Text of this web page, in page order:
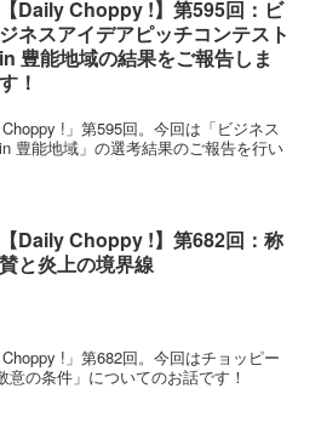
【Daily Choppy !】第595回：ビ
ジネスアイデアピッチコンテスト
in 豊能地域の結果をご報告しま
す！
!」第595回。今回は「ビジネス
豊能地域」の選考結果のご報告を行い
【Daily Choppy !】第682回：称
賛と炎上の境界線
!」第682回。今回はチョッピー
の条件」についてのお話です！